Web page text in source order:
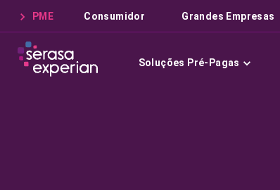
PME Consumidor Grandes Empresas
Soluções Pré-Pagas